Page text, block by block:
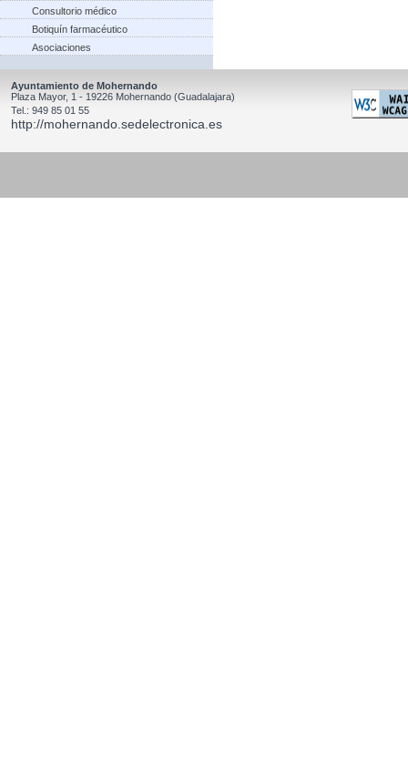
Consultorio médico
Botiquín farmacéutico
Asociaciones
Ayuntamiento de Mohernando
Plaza Mayor, 1 - 19226 Mohernando (Guadalajara)
Tel.: 949 85 01 55
http://mohernando.sedelectronica.es